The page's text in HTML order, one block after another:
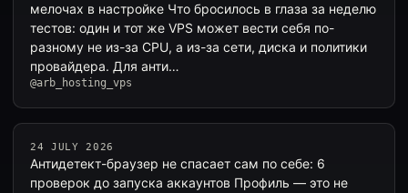
мелочах в настройке Что бросилось в глаза за неделю
тестов: один и тот же VPS может вести себя по-
разному не из-за CPU, а из-за сети, диска и политики
провайдера. Для анти…
@arb_hosting_vps
24 JULY 2026
Антидетект-браузер не спасает сам по себе: 6
проверок до запуска аккаунтов Профиль — это не